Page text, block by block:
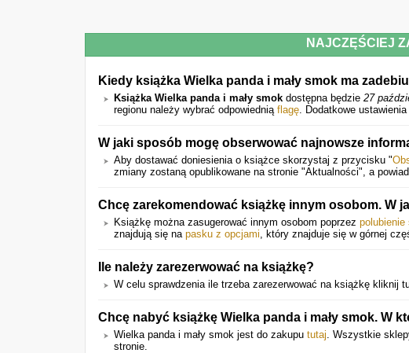
NAJCZĘŚCIEJ
Kiedy książka Wielka panda i mały smok ma
Książka Wielka panda i mały smok dostępna będzie 27
regionu należy wybrać odpowiednią flagę. Dodatkowe
W jaki sposób mogę obserwować najnowsze
Aby dostawać doniesienia o książce skorzystaj z przycisku "
zmiany zostaną opublikowane na stronie "Aktualności", a
Chcę zarekomendować książkę innym osobom. W
Książkę można zasugerować innym osobom poprzez polubienie
znajdują się na pasku z opcjami, który znajduje się w górnej
Ile należy zarezerwować na książkę?
W celu sprawdzenia ile trzeba zarezerwować na książkę kliknij
Chcę nabyć książkę Wielka panda i mały smok. W
Wielka panda i mały smok jest do zakupu tutaj. Wszystkie
stronie.